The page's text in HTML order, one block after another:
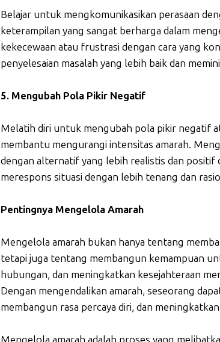
Belajar untuk mengkomunikasikan perasaan
keterampilan yang sangat berharga dalam
kekecewaan atau frustrasi dengan cara yang
penyelesaian masalah yang lebih baik dan
5. Mengubah Pola Pikir Negatif
Melatih diri untuk mengubah pola pikir negatif
membantu mengurangi intensitas amarah.
dengan alternatif yang lebih realistis dan
merespons situasi dengan lebih tenang dan
Pentingnya Mengelola Amarah
Mengelola amarah bukan hanya tentang
tetapi juga tentang membangun kemampuan
hubungan, dan meningkatkan kesejahteraan
Dengan mengendalikan amarah, seseorang
membangun rasa percaya diri, dan
Mengelola amarah adalah proses yang